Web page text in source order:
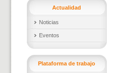
Actualidad
Noticias
Eventos
Plataforma de trabajo